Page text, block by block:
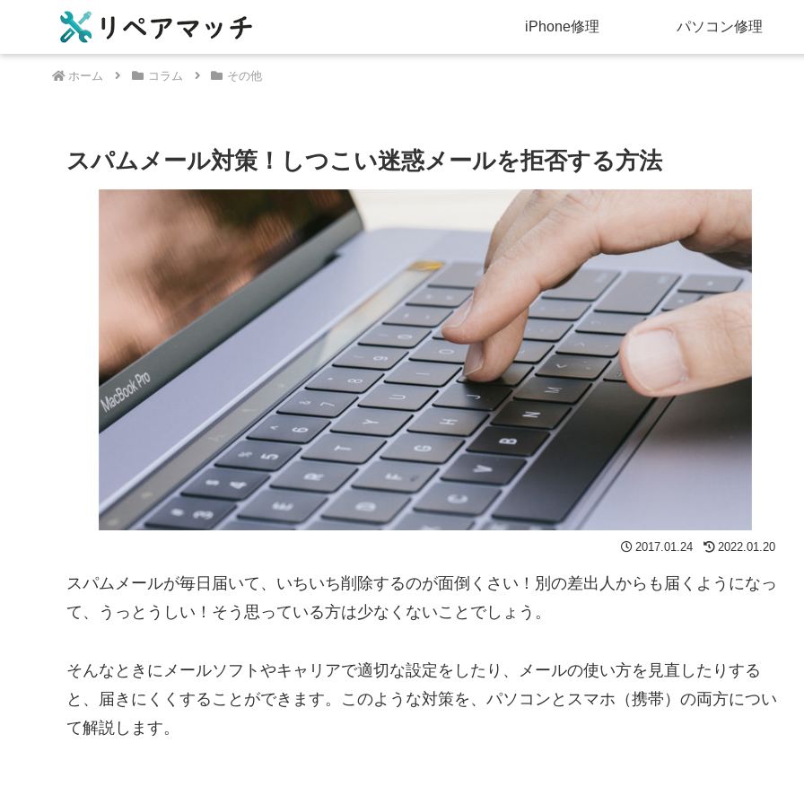
iPhone修理 パソコン修理
ホーム コラム その他
スパムメール対策！しつこい迷惑メールを拒否する方法
2017.01.24 2022.01.20
スパムメールが毎日届いて、いちいち削除するのが面倒くさい！別の差出人からも届くようになっ
て、うっとうしい！そう思っている方は少なくないことでしょう。
そんなときにメールソフトやキャリアで適切な設定をしたり、メールの使い方を見直したりする
と、届きにくくすることができます。このような対策を、パソコンとスマホ（携帯）の両方につい
て解説します。